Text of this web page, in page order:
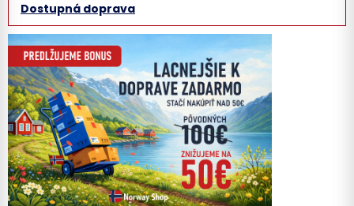
Dostupná doprava